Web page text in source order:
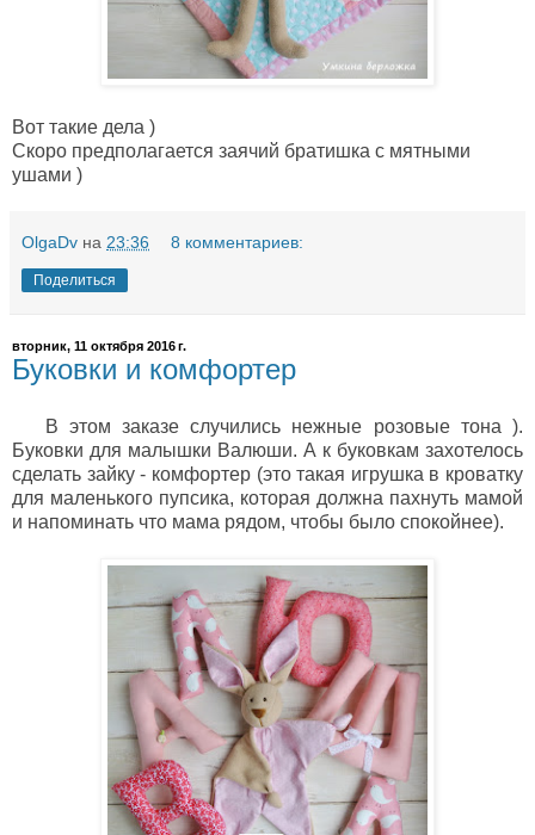
Вот такие дела )
Скоро предполагается заячий братишка с мятными
ушами )
OlgaDv на 23:36 8 комментариев:
Поделиться
вторник, 11 октября 2016 г.
Буковки и комфортер
В этом заказе случились нежные розовые тона ).
Буковки для малышки Валюши. А к буковкам захотелось
сделать зайку - комфортер (это такая игрушка в кроватку
для маленького пупсика, которая должна пахнуть мамой
и напоминать что мама рядом, чтобы было спокойнее).